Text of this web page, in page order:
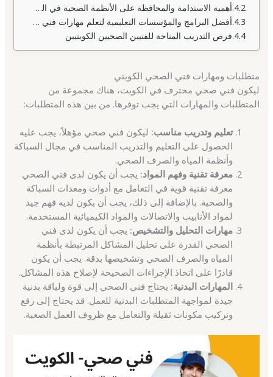
أهمية الاستدامة والمحافظة على الأنظمة الصحية في الكويت
أفضل البرامج والمؤسسات التعليمية لتعلم مهارات فني الصحة في الكويت
فرص التدريب المتاحة للفنيين الصحيين الكويتيين
متطلبات ومهارات فني الصحي الكويتي
ليكون فني صحي محترف في الكويت، هناك مجموعة من
المتطلبات والمهارات التي يجب توفرها. من بين هذه المتطلبات:
تعليم وتدريب مناسب: ليكون فني صحي مؤهلاً، يجب عليه
الحصول على التعليم والتدريب المناسب في مجال السباكة
وأنظمة المياه والصرف الصحي.
معرفة تقنية وفهم المواد: يجب أن يكون لدى فني الصحي
معرفة تقنية قوية في التعامل مع أدوات ومعدات السباكة
والصحية. بالإضافة إلى ذلك، يجب أن يكون لديه فهم جيد
لمواد الأنابيب والاتصالات والمواد الكيميائية المستخدمة.
مهارات التحليل والتشخيص: يجب أن يكون لدى فني
الصحي القدرة على تحليل المشاكل المرتبطة بأنظمة
المياه والصرف الصحي وتشخيصها بدقة. يجب أن يكون
قادرًا على اتخاذ الإجراءات الصحيحة لإصلاح هذه المشاكل.
المهارات البدنية: يحتاج فني الصحي إلى قوة ولياقة بدنية
جيدة لمواجهة المتطلبات البدنية للعمل. قد يحتاج إلى رفع
وتركيب مكونات ثقيلة والتعامل مع ظروف العمل الصعبة.